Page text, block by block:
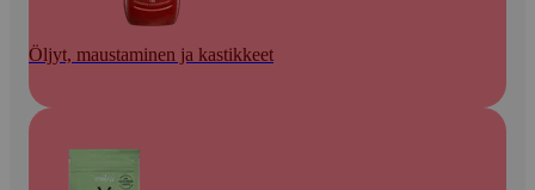
Öljyt, maustaminen ja kastikkeet